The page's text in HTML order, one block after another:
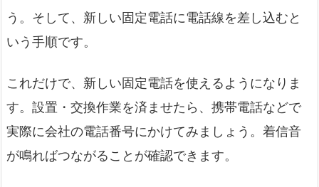
う。そして、新しい固定電話に電話線を差し込むと
いう手順です。
これだけで、新しい固定電話を使えるようになりま
す。設置・交換作業を済ませたら、携帯電話などで
実際に会社の電話番号にかけてみましょう。着信音
が鳴ればつながることが確認できます。